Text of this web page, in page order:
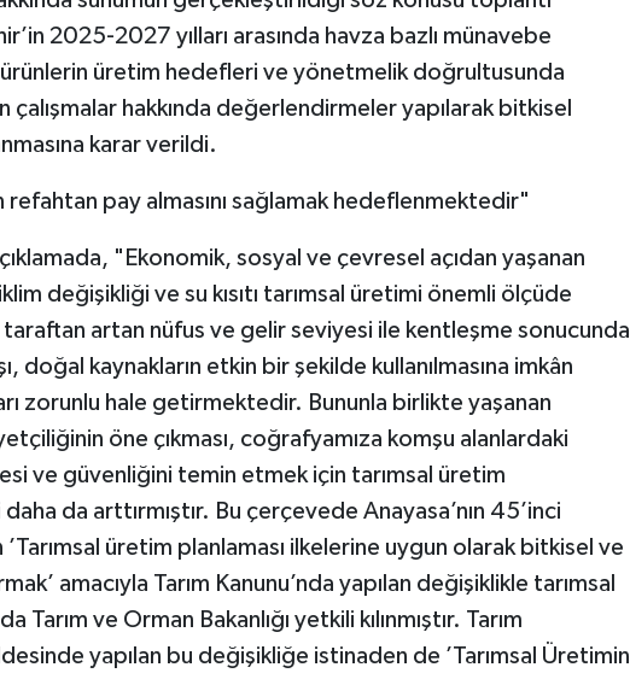
2025-2027 yılları arasında havza bazlı münavebe
üretim hedefleri ve yönetmelik doğrultusunda
hakkında değerlendirmeler yapılarak bitkisel
karar verildi.
pay almasını sağlamak hedeflenmektedir"
"Ekonomik, sosyal ve çevresel açıdan yaşanan
değişikliği ve su kısıtı tarımsal üretimi önemli ölçüde
artan nüfus ve gelir seviyesi ile kentleşme sonucunda
doğal kaynakların etkin bir şekilde kullanılmasına imkân
zorunlu hale getirmektedir. Bununla birlikte yaşanan
öne çıkması, coğrafyamıza komşu alanlardaki
ve güvenliğini temin etmek için tarımsal üretim
daha da arttırmıştır. Bu çerçevede Anayasa’nın 45’inci
üretim planlaması ilkelerine uygun olarak bitkisel ve
amacıyla Tarım Kanunu’nda yapılan değişiklikle tarımsal
Tarım ve Orman Bakanlığı yetkili kılınmıştır. Tarım
yapılan bu değişikliğe istinaden de ’Tarımsal Üretimin